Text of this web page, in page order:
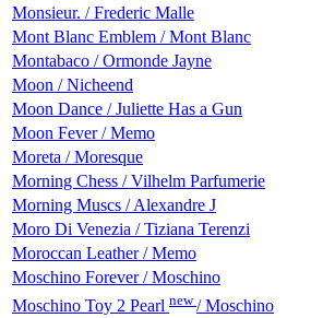
Monsieur. / Frederic Malle
Mont Blanc Emblem / Mont Blanc
Montabaco / Ormonde Jayne
Moon / Nicheend
Moon Dance / Juliette Has a Gun
Moon Fever / Memo
Moreta / Moresque
Morning Chess / Vilhelm Parfumerie
Morning Muscs / Alexandre J
Moro Di Venezia / Tiziana Terenzi
Moroccan Leather / Memo
Moschino Forever / Moschino
Moschino Toy 2 Pearl new/ Moschino